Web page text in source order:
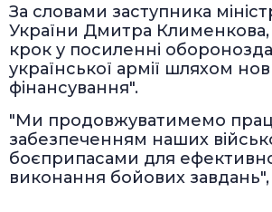
За словами заступника
України Дмитра
крок у посиленні
української армії шляхом
фінансування".
"Ми продовжуватимемо
забезпеченням наших
боєприпасами для
виконання бойових завдань",